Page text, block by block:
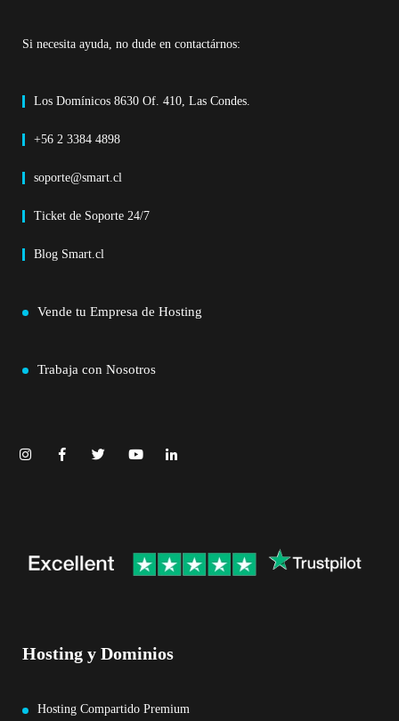
Si necesita ayuda, no dude en contactárnos:
Los Domínicos 8630 Of. 410, Las Condes.
+56 2 3384 4898
soporte@smart.cl
Ticket de Soporte 24/7
Blog Smart.cl
Vende tu Empresa de Hosting
Trabaja con Nosotros
Hosting y Dominios
Hosting Compartido Premium